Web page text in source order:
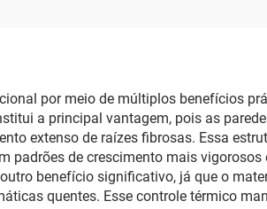
Iluminação
para
e Plantio
corpo
por meio de múltiplos benefícios
a principal vantagem, pois as
extenso de raízes fibrosas. Essa
padrões de crescimento mais
benefício significativo, já que o
quentes. Esse controle térmico